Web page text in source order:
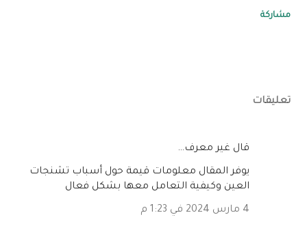
مشاركة
تعليقات
‏قال غير معرف…
يوفر المقال معلومات قيمة حول أسباب تشنجات
العين وكيفية التعامل معها بشكل فعال
4 مارس 2024 في 1:23 م